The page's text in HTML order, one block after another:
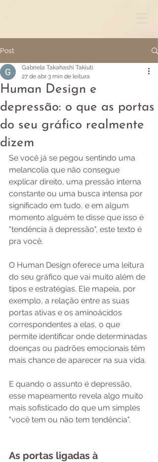
Post
Human Design e
depressão: o que as portas
do seu gráfico realmente
dizem
Gabriela Takahashi Takiuti
27 de abr.3 min de leitura
Se você já se pegou sentindo uma
melancolia que não consegue
explicar direito, uma pressão interna
constante ou uma busca intensa por
significado em tudo, e em algum
momento alguém te disse que isso é
"tendência à depressão", este texto é
pra você.
O Human Design oferece uma leitura
do seu gráfico que vai muito além de
tipos e estratégias. Ele mapeia, por
exemplo, a relação entre as suas
portas ativas e os aminoácidos
correspondentes a elas, o que
permite identificar onde determinadas
doenças ou padrões emocionais têm
mais chance de aparecer na sua vida.
E quando o assunto é depressão,
esse mapeamento revela algo muito
mais sofisticado do que um simples
"você tem ou não tem tendência".
As portas ligadas à